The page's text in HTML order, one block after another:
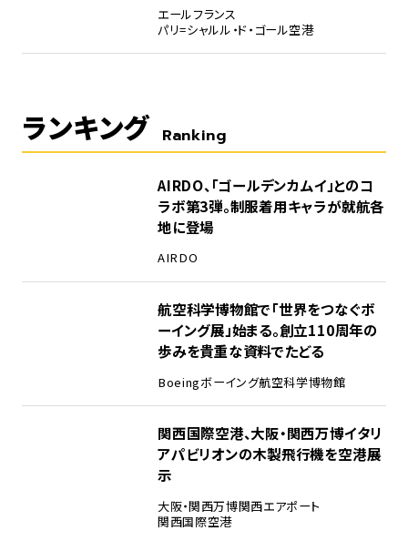
エールフランス
パリ=シャルル・ド・ゴール空港
ランキング Ranking
AIRDO、「ゴールデンカムイ」とのコ
ラボ第3弾。制服着用キャラが就航各
地に登場
AIRDO
航空科学博物館で「世界をつなぐボ
ーイング展」始まる。創立110周年の
歩みを貴重な資料でたどる
Boeingボーイング航空科学博物館
関西国際空港、大阪・関西万博イタリ
アパビリオンの木製飛行機を空港展
示
大阪・関西万博関西エアポート
関西国際空港